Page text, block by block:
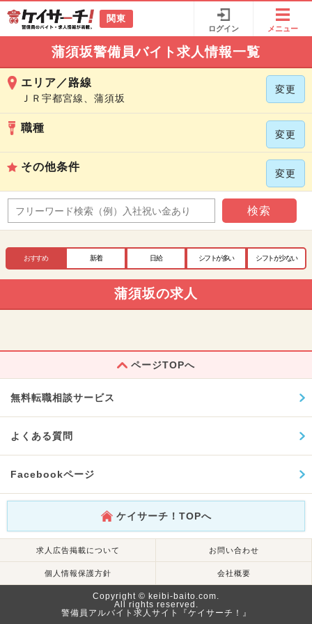
関東
ログイン メニュー
蒲須坂警備員バイト求人情報一覧
エリア／路線
ＪＲ宇都宮線、蒲須坂
変更
職種
変更
その他条件
変更
検索
おすすめ 新着 日給 シフトが多い シフトが少ない
蒲須坂の求人
ページTOPへ
無料転職相談サービス
よくある質問
Facebookページ
ケイサーチ！TOPへ
求人広告掲載について お問い合わせ
個人情報保護方針 会社概要
Copyright © keibi-baito.com.
All rights reserved.
警備員アルバイト求人サイト『ケイサーチ！』